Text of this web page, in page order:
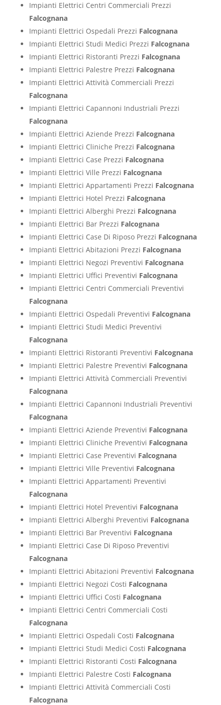
Impianti Elettrici Centri Commerciali Prezzi
Falcognana
Impianti Elettrici Ospedali Prezzi Falcognana
Impianti Elettrici Studi Medici Prezzi Falcognana
Impianti Elettrici Ristoranti Prezzi Falcognana
Impianti Elettrici Palestre Prezzi Falcognana
Impianti Elettrici Attività Commerciali Prezzi
Falcognana
Impianti Elettrici Capannoni Industriali Prezzi
Falcognana
Impianti Elettrici Aziende Prezzi Falcognana
Impianti Elettrici Cliniche Prezzi Falcognana
Impianti Elettrici Case Prezzi Falcognana
Impianti Elettrici Ville Prezzi Falcognana
Impianti Elettrici Appartamenti Prezzi Falcognana
Impianti Elettrici Hotel Prezzi Falcognana
Impianti Elettrici Alberghi Prezzi Falcognana
Impianti Elettrici Bar Prezzi Falcognana
Impianti Elettrici Case Di Riposo Prezzi Falcognana
Impianti Elettrici Abitazioni Prezzi Falcognana
Impianti Elettrici Negozi Preventivi Falcognana
Impianti Elettrici Uffici Preventivi Falcognana
Impianti Elettrici Centri Commerciali Preventivi
Falcognana
Impianti Elettrici Ospedali Preventivi Falcognana
Impianti Elettrici Studi Medici Preventivi
Falcognana
Impianti Elettrici Ristoranti Preventivi Falcognana
Impianti Elettrici Palestre Preventivi Falcognana
Impianti Elettrici Attività Commerciali Preventivi
Falcognana
Impianti Elettrici Capannoni Industriali Preventivi
Falcognana
Impianti Elettrici Aziende Preventivi Falcognana
Impianti Elettrici Cliniche Preventivi Falcognana
Impianti Elettrici Case Preventivi Falcognana
Impianti Elettrici Ville Preventivi Falcognana
Impianti Elettrici Appartamenti Preventivi
Falcognana
Impianti Elettrici Hotel Preventivi Falcognana
Impianti Elettrici Alberghi Preventivi Falcognana
Impianti Elettrici Bar Preventivi Falcognana
Impianti Elettrici Case Di Riposo Preventivi
Falcognana
Impianti Elettrici Abitazioni Preventivi Falcognana
Impianti Elettrici Negozi Costi Falcognana
Impianti Elettrici Uffici Costi Falcognana
Impianti Elettrici Centri Commerciali Costi
Falcognana
Impianti Elettrici Ospedali Costi Falcognana
Impianti Elettrici Studi Medici Costi Falcognana
Impianti Elettrici Ristoranti Costi Falcognana
Impianti Elettrici Palestre Costi Falcognana
Impianti Elettrici Attività Commerciali Costi
Falcognana